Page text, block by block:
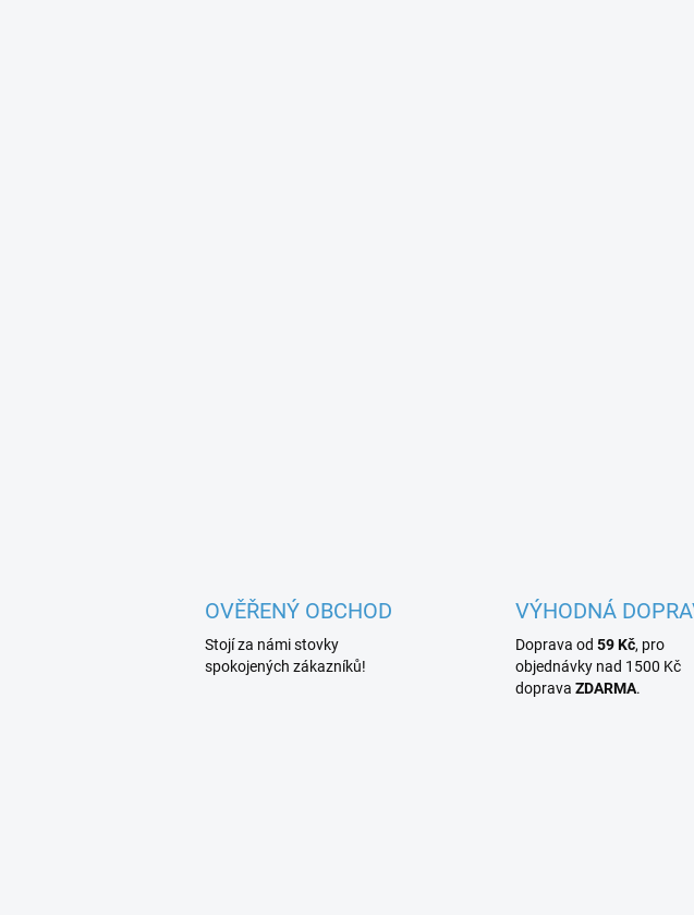
OVĚŘENÝ OBCHOD
Stojí za námi stovky
spokojených zákazníků!
VÝHODNÁ
Doprava od 59 Kč, pro
objednávky nad 1500 Kč
doprava ZDARMA.